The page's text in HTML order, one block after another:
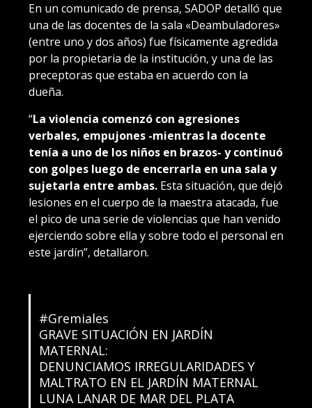
En un comunicado de prensa, SADOP detalló que
una de las docentes de la sala «Deambuladores»
(entre uno y dos años) fue físicamente agredida
por la propietaria de la institución, y una de las
preceptoras que estaba en acuerdo con la
dueña.
“La violencia comenzó con agresiones
verbales, empujones -mientras la docente
tenía a uno de los niños en brazos- y continuó
con golpes luego de encerrarla en una sala y
sujetarla entre ambas. Esta situación, que dejó
lesiones en el cuerpo de la maestra atacada, fue
el pico de una serie de violencias que han venido
ejerciendo sobre ella y sobre todo el personal en
este jardín”, detallaron.
#Gremiales
GRAVE SITUACIÓN EN JARDÍN
MATERNAL:
DENUNCIAMOS IRREGULARIDADES Y
MALTRATO EN EL JARDÍN MATERNAL
LUNA LANAR DE MAR DEL PLATA